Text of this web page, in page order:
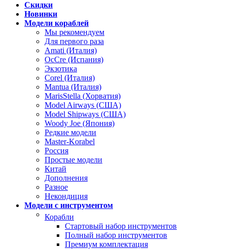
Скидки
Новинки
Модели кораблей
Мы рекомендуем
Для первого раза
Amati (Италия)
OcCre (Испания)
Экзотика
Corel (Италия)
Mantua (Италия)
MarisStella (Хорватия)
Model Airways (США)
Model Shipways (США)
Woody Joe (Япония)
Редкие модели
Master-Korabel
Россия
Простые модели
Китай
Дополнения
Разное
Некондиция
Модели с инструментом
Корабли
Стартовый набор инструментов
Полный набор инструментов
Премиум комплектация